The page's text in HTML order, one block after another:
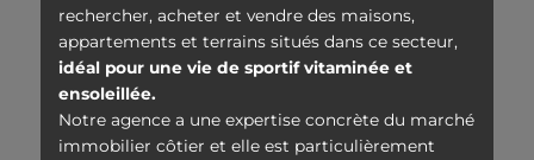
rechercher, acheter et vendre des maisons,
appartements et terrains situés dans ce secteur,
idéal pour une vie de sportif vitaminée et
ensoleillée.
Notre agence a une expertise concrète du marché
immobilier côtier et elle est particulièrement